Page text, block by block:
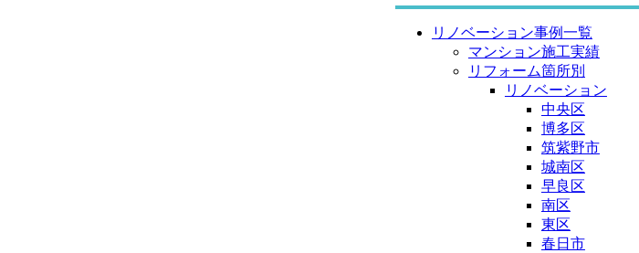
リノベーション事例一覧
マンション施工実績
リフォーム箇所別
リノベーション
中央区
博多区
筑紫野市
城南区
早良区
南区
東区
春日市